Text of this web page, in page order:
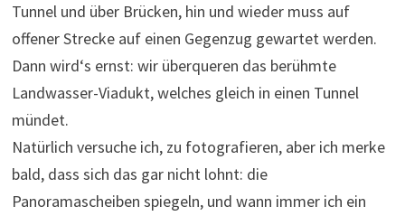
Tunnel und über Brücken, hin und wieder muss auf
offener Strecke auf einen Gegenzug gewartet werden.
Dann wird‘s ernst: wir überqueren das berühmte
Landwasser-Viadukt, welches gleich in einen Tunnel
mündet.
Natürlich versuche ich, zu fotografieren, aber ich merke
bald, dass sich das gar nicht lohnt: die
Panoramascheiben spiegeln, und wann immer ich ein